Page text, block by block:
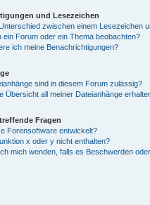
und Lesezeichen
zwischen einem Lesezeichen
ein Forum oder ein Thema beobachten?
ich meine Benachrichtigungen?
sind in diesem Forum zulässig?
Übersicht all meiner Dateianhänge
Fragen
Forensoftware entwickelt?
x oder y nicht enthalten?
mich wenden, falls es Beschwerden